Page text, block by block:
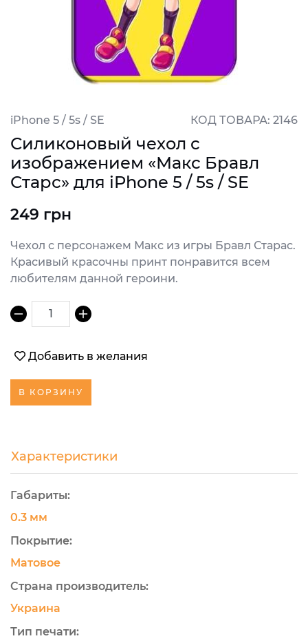
iPhone 5 / 5s / SE КОД ТОВАРА: 2146
Силиконовый чехол с
изображением «Макс Бравл
Старс» для iPhone 5 / 5s / SE
249 грн
Чехол с персонажем Макс из игры Бравл Старас.
Красивый красочны принт понравится всем
любителям данной героини.
1
Добавить в желания
В КОРЗИНУ
Характеристики
Габариты:
0.3 мм
Покрытие:
Матовое
Страна производитель:
Украина
Тип печати: